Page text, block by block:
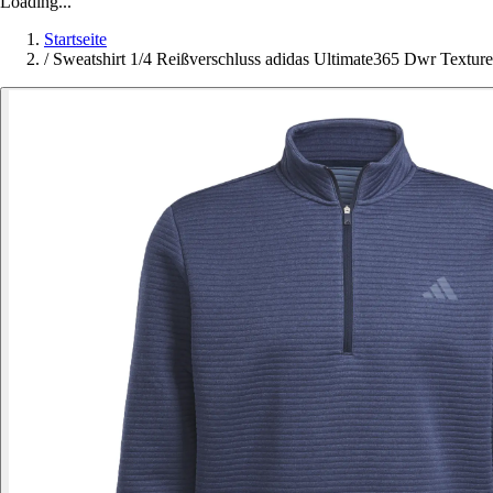
Startseite
/ Sweatshirt 1/4 Reißverschluss adidas Ultimate365 Dwr